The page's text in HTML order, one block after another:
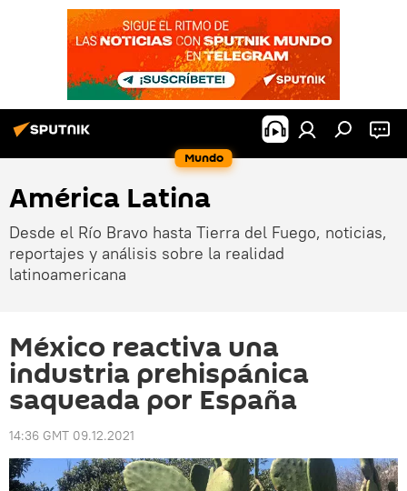
Mundo
América Latina
Desde el Río Bravo hasta Tierra del Fuego, noticias,
reportajes y análisis sobre la realidad
latinoamericana
México reactiva una
industria prehispánica
saqueada por España
14:36 GMT 09.12.2021